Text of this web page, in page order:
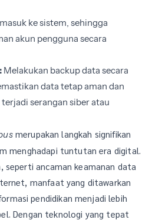
ke sistem, sehingga
akun pengguna secara
Melakukan backup data secara
data tetap aman dan
serangan siber atau
merupakan langkah signifikan
menghadapi tuntutan era digital.
ancaman keamanan data
manfaat yang ditawarkan
pendidikan menjadi lebih
Dengan teknologi yang tepat